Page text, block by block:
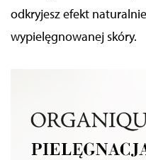
odkryjesz efekt
wypielęgnowanej skóry.